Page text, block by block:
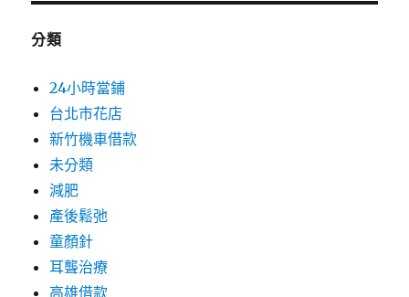
分類
24小時當鋪
台北市花店
新竹機車借款
未分類
減肥
產後鬆弛
童顏針
耳聾治療
高雄借款